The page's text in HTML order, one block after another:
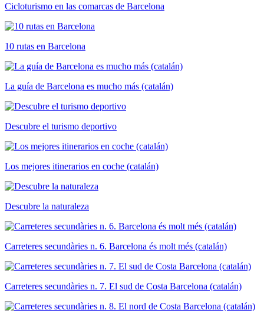
Cicloturismo en las comarcas de Barcelona
10 rutas en Barcelona
La guía de Barcelona es mucho más (catalán)
Descubre el turismo deportivo
Los mejores itinerarios en coche (catalán)
Descubre la naturaleza
Carreteres secundàries n. 6. Barcelona és molt més (catalán)
Carreteres secundàries n. 7. El sud de Costa Barcelona (catalán)